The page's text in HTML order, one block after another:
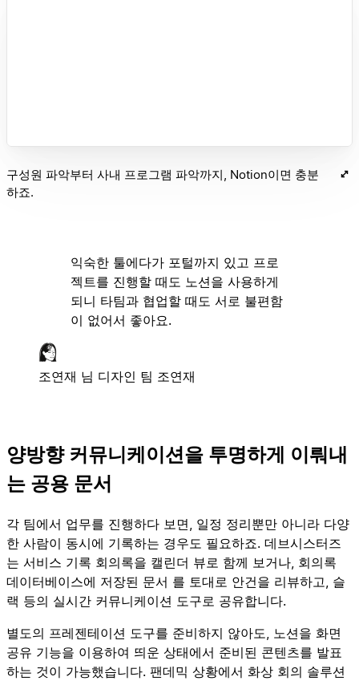
구성원 파악부터 사내 프로그램 파악까지, Notion이면 충분
하죠.
익숙한 툴에다가 포털까지 있고 프로
젝트를 진행할 때도 노션을 사용하게
되니 타팀과 협업할 때도 서로 불편함
이 없어서 좋아요.
조연재 님 디자인 팀 조연재
양방향 커뮤니케이션을 투명하게 이뤄내
는 공용 문서
각 팀에서 업무를 진행하다 보면, 일정 정리뿐만 아니라 다양
한 사람이 동시에 기록하는 경우도 필요하죠. 데브시스터즈
는 서비스 기록 회의록을 캘린더 뷰로 함께 보거나, 회의록
데이터베이스에 저장된 문서 를 토대로 안건을 리뷰하고, 슬
랙 등의 실시간 커뮤니케이션 도구로 공유합니다.
별도의 프레젠테이션 도구를 준비하지 않아도, 노션을 화면
공유 기능을 이용하여 띄운 상태에서 준비된 콘텐츠를 발표
하는 것이 가능했습니다. 팬데믹 상황에서 화상 회의 솔루션